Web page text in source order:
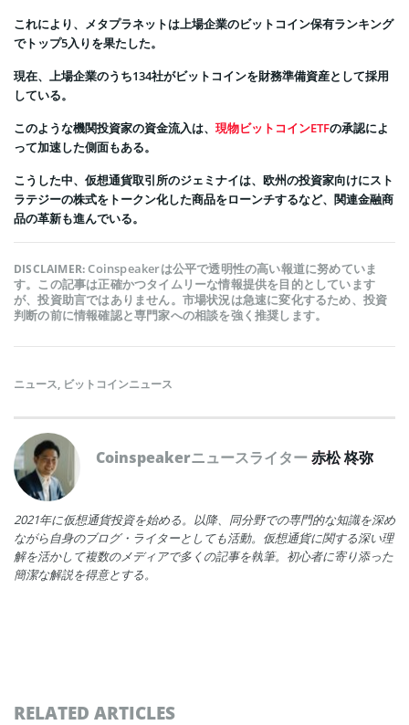
これにより、メタプラネットは上場企業のビットコイン保有ランキング
でトップ5入りを果たした。
現在、上場企業のうち134社がビットコインを財務準備資産として採用
している。
このような機関投資家の資金流入は、 現物ビットコインETFの承認によ
って加速した側面もある。
こうした中、仮想通貨取引所のジェミナイは、欧州の投資家向けにスト
ラテジーの株式をトークン化した商品をローンチするなど、関連金融商
品の革新も進んでいる。
DISCLAIMER:Coinspeakerは公平で透明性の高い報道に努めていま
す。この記事は正確かつタイムリーな情報提供を目的としています
が、投資助言ではありません。市場状況は急速に変化するため、投資
判断の前に情報確認と専門家への相談を強く推奨します。
ニュース, ビットコインニュース
Coinspeakerニュースライター赤松 柊弥
2021年に仮想通貨投資を始める。以降、同分野での専門的な知識を深め
ながら自身のブログ・ライターとしても活動。仮想通貨に関する深い理
解を活かして複数のメディアで多くの記事を執筆。初心者に寄り添った
簡潔な解説を得意とする。
RELATED ARTICLES